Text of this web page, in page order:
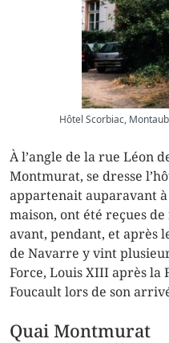
Hôtel Scorbiac,
À l’angle de la rue Léon
Montmurat, se dresse
appartenait auparavant à
maison, ont été reçues
avant, pendant, et après
de Navarre y vint
Force, Louis XIII après la
Foucault lors de son
Quai Montmurat